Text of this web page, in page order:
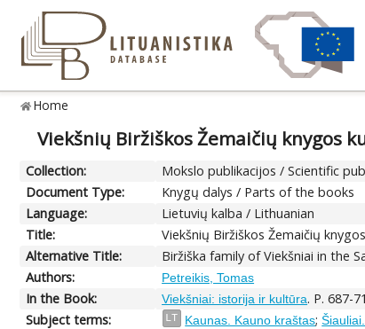
Home
Viekšnių Biržiškos Žemaičių knygos
Collection:
Mokslo publikacijos / Scientific
Document Type:
Knygų dalys / Parts of the books
Language:
Lietuvių kalba / Lithuanian
Title:
Viekšnių Biržiškos Žemaičių
Alternative Title:
Biržiška family of Viekšniai in the
Authors:
Petreikis, Tomas
In the Book: Viekšniai: istorija ir kultūra. P. 687-
Subject terms:
LT Kaunas. Kauno kraštas;